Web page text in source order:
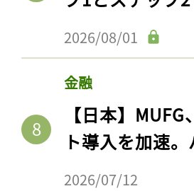
2026/08/01
金融
【日本】
ト導入を加速
2026/07/12